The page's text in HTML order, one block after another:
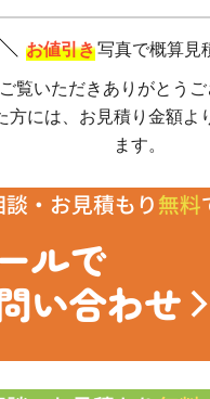
お値引き写真で概算見
ご覧いただきありがとう
方には、お見積り金額よ
ます。